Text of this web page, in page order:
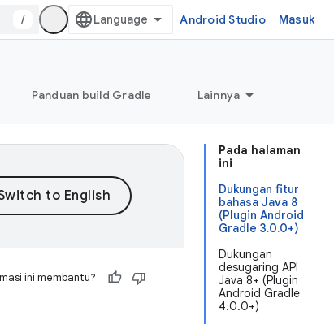
/ Android Studio Masuk
Panduan build Gradle Lainnya
Pada halaman
ini
Dukungan fitur
bahasa Java 8
(Plugin Android
Gradle 3.0.0+)
Dukungan
desugaring API
Java 8+ (Plugin
Android Gradle
4.0.0+)
ini membantu?